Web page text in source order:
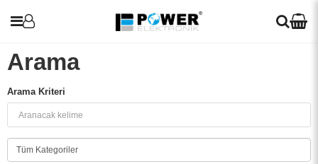
UPS
Araç Şarj Cihazları
Arama
Arama Kriteri